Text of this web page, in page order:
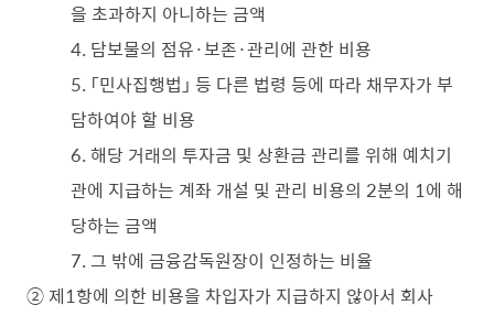
을 초과하지 아니하는 금액
4. 담보물의 점유·보존·관리에 관한 비용
5. 「민사집행법」 등 다른 법령 등에 따라 채무자가 부
담하여야 할 비용
6. 해당 거래의 투자금 및 상환금 관리를 위해 예치기
관에 지급하는 계좌 개설 및 관리 비용의 2분의 1에 해
당하는 금액
7. 그 밖에 금융감독원장이 인정하는 비율
② 제1항에 의한 비용을 차입자가 지급하지 않아서 회사